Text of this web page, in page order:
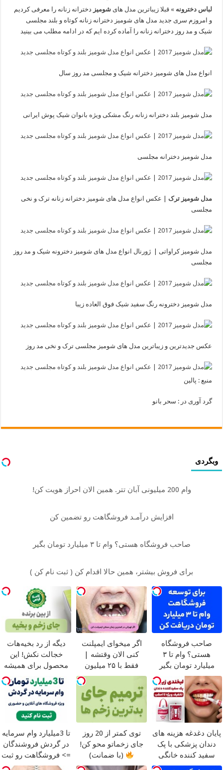
لباس دخترونه » قبلا زیباترین مدل هایشومیز دخترانه زنانه را معرفی کردیم
و امروزم سری جدید مدل های شومیز دخترانه زنانه کوتاه و بلند مجلسی
شیک و مد روز دخترانه زنانه را آماده کرده ایم که در ادامه مطلب می بینید
انواع مدل های شومیز دخترانه شیک و مجلسی مد روز سال
مدل شومیز بلند دخترانه زنانه رنگ مشکی ویژه بانوان شیک پوش ایرانی
مدل شومیز دخترانه مجلسی
مدل شومیز ترک | عکس انواع مدل های شومیز دخترانه زنانه ترک و نخی
مجلسی
مدل شومیز کراواتی | ژورنال انواع مدل های شومیز دخترونه شیک و مد روز
مجلسی
مدل شومیز دخترونه رنگ سفید شیک فوق العاده زیبا
عکس جدیدترین و زیباترین مدل های شومیز مجلسی ترک و نخی مد روز
منبع : پالین
گرد آوری در : سحر بانو
وبگردی
وام 200 میلیونی آبان تتر. همین الان احراز هویت کن!
افزایش درآمـد فروشگاهت رو تضمین کن
صاحب فروشگاه هستی؟ وام تا ۳ میلیارد تومان بگیر
برای فروش بیشتر، همین حالا اقدام کن ( ثبت نام کن )
صاحب فروشگاه
هستی؟ وام تا ۳
میلیارد تومان بگیر
اگر میخوای ایمپلنت
کنی الان وقتشه |
فقط با ۲۵ میلیون
تومان!!!
دیگه از رد بخیه‌هات
خجالت نکش! این
محصول برای همیشه
درمانش می‌کنه
پایان دغدغه هزینه های
دندان پزشکی با پک
سفید کننده خانگی
توی کمتر از 20 روز
جای زخماتو محو کن!
(با ضمانت)
تا 3میلیارد وام سرمایه
در گردش فروشندگان
=> فروشگاهت رو ثبت
کن